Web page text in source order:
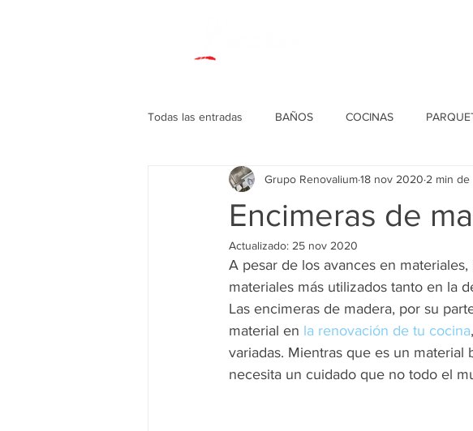
Todas las entradas BAÑOS COCINAS
DECORACIONES VARIAS
Encimeras de
Grupo Renovalium18 nov 2020 2 min de
Actualizado: 25 nov 2020
A pesar de los avances en materiales,
materiales más utilizados tanto en la
Las encimeras de madera, por su
material en la renovación de tu cocina
variadas. Mientras que es un
necesita un cuidado que no todo el